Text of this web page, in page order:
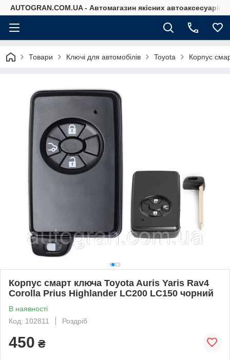
AUTOGRAN.COM.UA - Автомагазин якісних автоаксесуарів
Товари Ключі для автомобілів Toyota Корпус
Корпус смарт ключа Toyota Auris Yaris Rav4
Corolla Prius Highlander LC200 LC150 чорний
В наявності
Код: 102811
Роздріб
450 ₴